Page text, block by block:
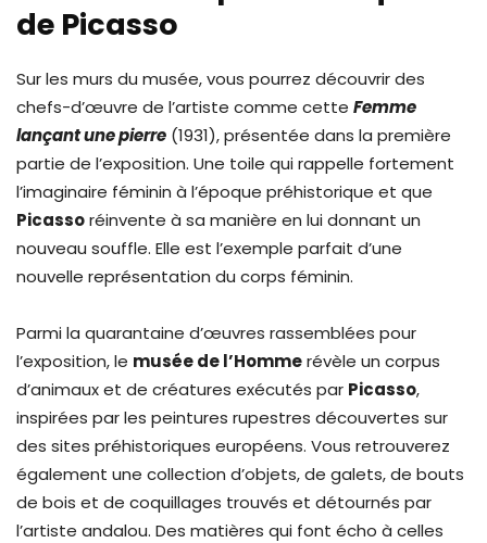
de Picasso
Sur les murs du musée, vous pourrez découvrir des
chefs-d’œuvre de l’artiste comme cette Femme
lançant une pierre (1931), présentée dans la première
partie de l’exposition. Une toile qui rappelle fortement
l’imaginaire féminin à l’époque préhistorique et que
Picassoréinvente à sa manière en lui donnant un
nouveau souffle. Elle est l’exemple parfait d’une
nouvelle représentation du corps féminin.
Parmi la quarantaine d’œuvres rassemblées pour
l’exposition, le musée de l’Hommerévèle un corpus
d’animaux et de créatures exécutés par Picasso,
inspirées par les peintures rupestres découvertes sur
des sites préhistoriques européens. Vous retrouverez
également une collection d’objets, de galets, de bouts
de bois et de coquillages trouvés et détournés par
l’artiste andalou. Des matières qui font écho à celles